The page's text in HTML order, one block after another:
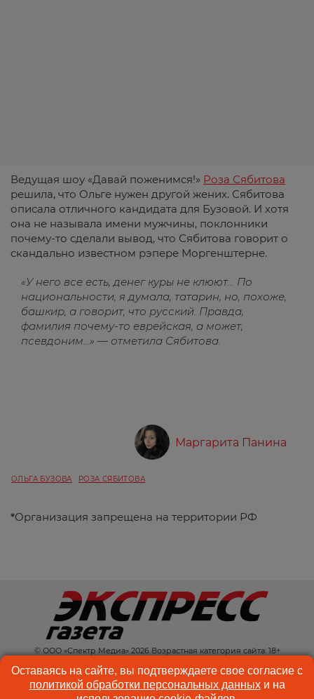
Ведущая шоу «Давай поженимся!» Роза Сябитова
решила, что Ольге нужен другой жених. Сябитова
описала отличного кандидата для Бузовой. И хотя
она не называла имени мужчины, поклонники
почему-то сделали вывод, что Сябитова говорит о
скандально известном рэпере Моргенштерне.
«У него все есть, денег куры не клюют… По
национальности, я думала, татарин, но, похоже,
башкир, а говорит, что русский. Правда,
фамилия почему-то еврейская, а может,
псевдоним...» — отметила Сябитова.
Маргарита Панина
ОЛЬГА БУЗОВА РОЗА СЯБИТОВА
*Организация запрещена на территории РФ
© ООО «Спектр Медиа» 2026 Возрастная категория сайта: 18+
КОНТАКТЫ
РЕКЛАМА
КУКИ-ФАЙЛЫ
ПОЛЬЗОВАТЕЛЬСКОЕ
Оставаясь на сайте, вы подтверждаете свое согласие с
политикой обработки персональных данныхи на